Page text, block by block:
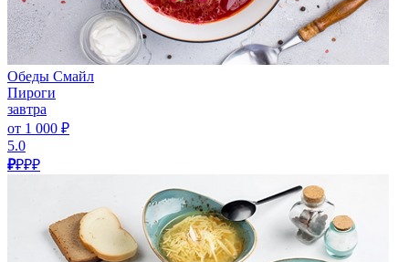
Обеды Смайл
Пироги
завтра
от 1 000 ₽
5.0
₽₽₽₽